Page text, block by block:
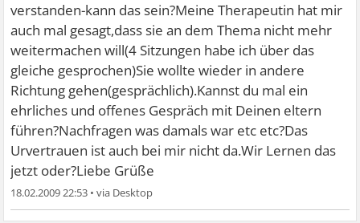
verstanden-kann das sein?Meine Therapeutin hat mir
auch mal gesagt,dass sie an dem Thema nicht mehr
weitermachen will(4 Sitzungen habe ich über das
gleiche gesprochen)Sie wollte wieder in andere
Richtung gehen(gesprächlich).Kannst du mal ein
ehrliches und offenes Gespräch mit Deinen eltern
führen?Nachfragen was damals war etc etc?Das
Urvertrauen ist auch bei mir nicht da.Wir Lernen das
jetzt oder?Liebe Grüße
18.02.2009 22:53 •